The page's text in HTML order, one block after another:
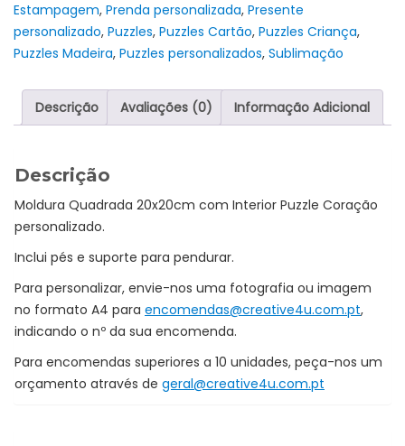
Puzzle
Coração
Estampagem, Prenda personalizada, Presente
personalizado, Puzzles, Puzzles Cartão, Puzzles Criança,
Puzzles Madeira, Puzzles personalizados, Sublimação
Descrição Avaliações (0) Informação Adicional
Descrição
Moldura Quadrada 20x20cm com Interior Puzzle Coração
personalizado.
Inclui pés e suporte para pendurar.
Para personalizar, envie-nos uma fotografia ou imagem
no formato A4 para encomendas@creative4u.com.pt,
indicando o nº da sua encomenda.
Para encomendas superiores a 10 unidades, peça-nos um
orçamento através de geral@creative4u.com.pt